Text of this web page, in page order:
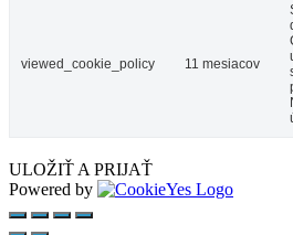
viewed_cookie_policy 11 mesiacov
ULOŽIŤ A PRIJAŤ
Powered by